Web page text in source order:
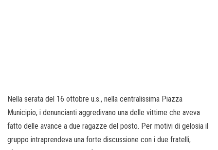
Nella serata del 16 ottobre u.s., nella centralissima Piazza
Municipio, i denuncianti aggredivano una delle vittime che aveva
fatto delle avance a due ragazze del posto. Per motivi di gelosia il
gruppo intraprendeva una forte discussione con i due fratelli,